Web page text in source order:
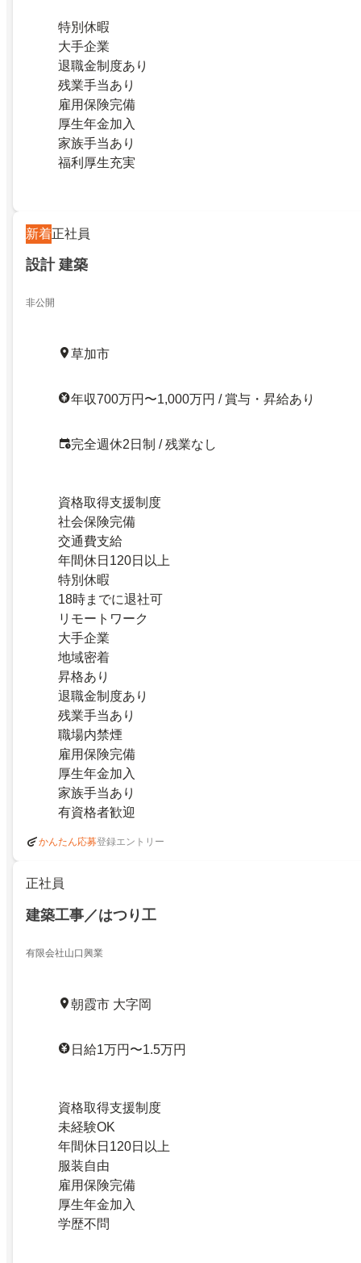
特別休暇
大手企業
退職金制度あり
残業手当あり
雇用保険完備
厚生年金加入
家族手当あり
福利厚生充実
新着正社員
設計 建築
非公開
草加市
年収700万円〜1,000万円 / 賞与・昇給あり
完全週休2日制 / 残業なし
資格取得支援制度
社会保険完備
交通費支給
年間休日120日以上
特別休暇
18時までに退社可
リモートワーク
大手企業
地域密着
昇格あり
退職金制度あり
残業手当あり
職場内禁煙
雇用保険完備
厚生年金加入
家族手当あり
有資格者歓迎
かんたん応募登録エントリー
正社員
建築工事／はつり工
有限会社山口興業
朝霞市 大字岡
日給1万円〜1.5万円
資格取得支援制度
未経験OK
年間休日120日以上
服装自由
雇用保険完備
厚生年金加入
学歴不問